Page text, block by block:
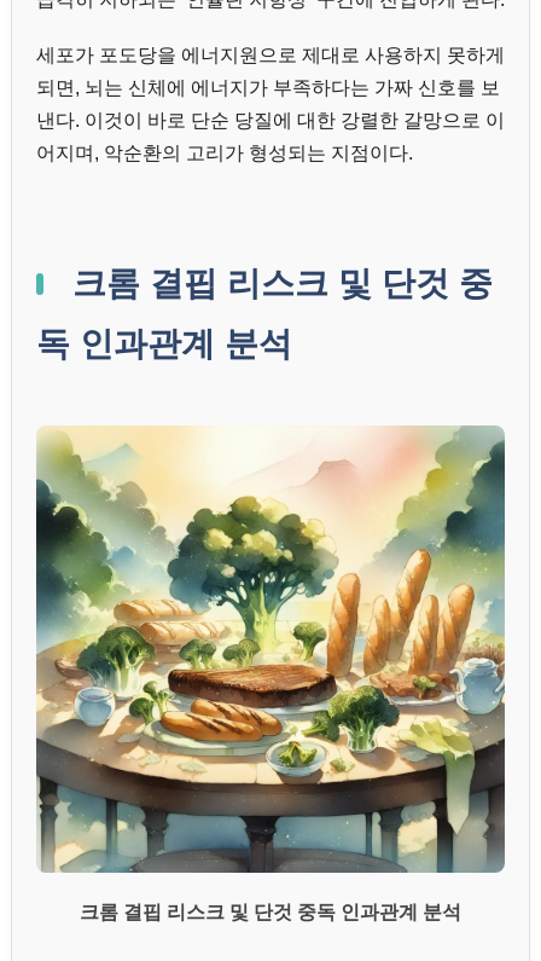
세포가 포도당을 에너지원으로 제대로 사용하지 못하게
되면, 뇌는 신체에 에너지가 부족하다는 가짜 신호를 보
낸다. 이것이 바로 단순 당질에 대한 강렬한 갈망으로 이
어지며, 악순환의 고리가 형성되는 지점이다.
크롬 결핍 리스크 및 단것 중
독 인과관계 분석
크롬 결핍 리스크 및 단것 중독 인과관계 분석